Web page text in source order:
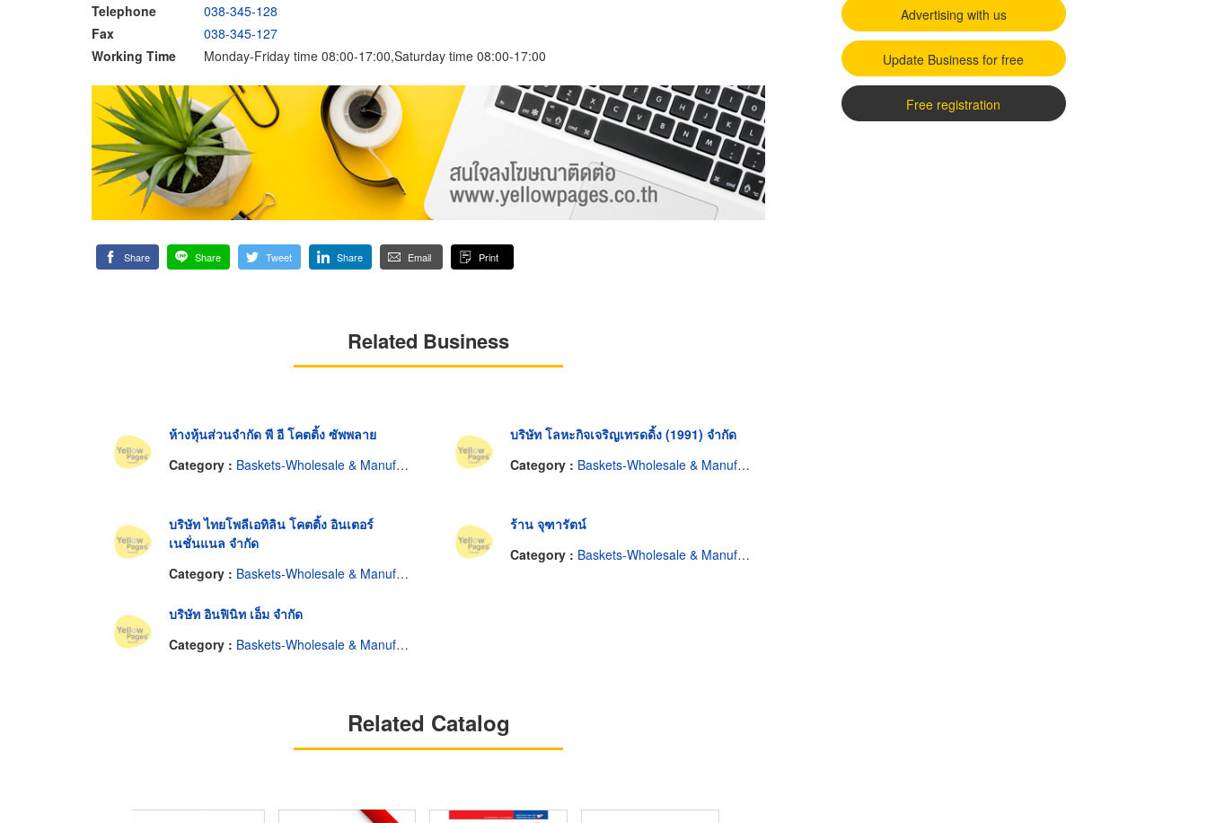
Telephone
038-345-128
Fax
038-345-127
Working Time
Monday-Friday time 08:00-17:00,Saturday time 08:00-17:00
Share Share Tweet Share Email Print
Related Business
ห้างหุ้นส่วนจำกัด พี อี โคตติ้ง ซัพพลาย
Category : Baskets-Wholesale & Manufacturers
บริษัท โลหะกิจเจริญเทรดดิ้ง (1991) จำกัด
Category : Baskets-Wholesale & Manufacturers
บริษัท ไทยโพลีเอทิลิน โคตติ้ง อินเตอร์
เนชั่นแนล จำกัด
Category : Baskets-Wholesale & Manufacturers
ร้าน จุฑารัตน์
Category : Baskets-Wholesale & Manufacturers
บริษัท อินฟินิท เอ็ม จำกัด
Category : Baskets-Wholesale & Manufacturers
Related Catalog
Advertising with us
Update Business for free
Free registration